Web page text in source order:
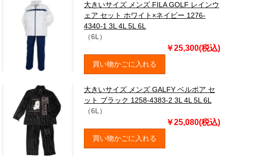
大きいサイズ メンズ FILA GOLF レインウ
ェア セット ホワイト×ネイビー 1276-
4340-1 3L 4L 5L 6L
（6L）
￥25,300(税込)
買い物かごに入れる
大きいサイズ メンズ GALFY ベルボア セ
ット ブラック 1258-4383-2 3L 4L 5L 6L
（6L）
￥25,080(税込)
買い物かごに入れる